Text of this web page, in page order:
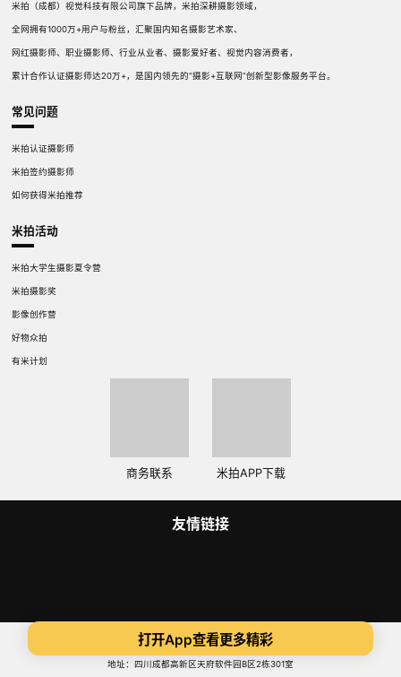
打开App查看更多精彩
米拍（成都）视觉科技有限公司旗下品牌，米拍深耕摄影领域，
全网拥有1000万+用户与粉丝，汇聚国内知名摄影艺术家、
网红摄影师、职业摄影师、行业从业者、摄影爱好者、视觉内容消费者，
累计合作认证摄影师达20万+，是国内领先的“摄影+互联网”创新型影像服务平台。
常见问题
米拍认证摄影师
米拍签约摄影师
如何获得米拍推荐
米拍活动
米拍大学生摄影夏令营
米拍摄影奖
影像创作营
好物众拍
有米计划
商务联系 米拍APP下载
友情链接
Copyright 2014-2025 米拍（成都）视觉科技有限公司 版权所有
蜀ICP备14015734号
ICP证:川B2-20180306
地址：四川成都高新区天府软件园B区2栋301室